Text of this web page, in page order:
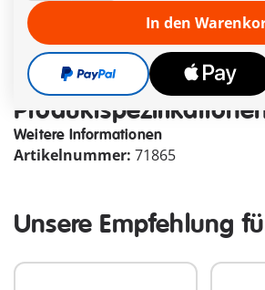
CHF 17,90
inkl. MwStzzgl. Versandkosten
In den
Weitere Informationen
Artikelnummer: 71865
Unsere Empfehlung